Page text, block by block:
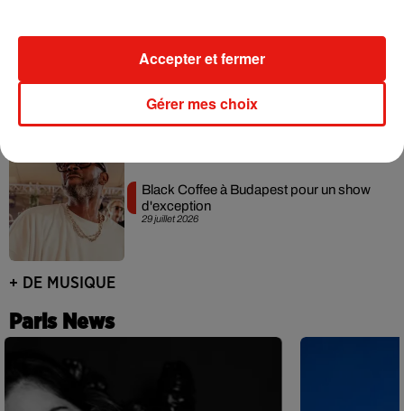
30 juillet 2026
Tomorrowland 2026 : le Top 10 des
titres les plus joués
29 juillet 2026
Black Coffee à Budapest pour un show
d'exception
+ DE MUSIQUE
Paris News
Gérer mes choix
Accepter et fermer